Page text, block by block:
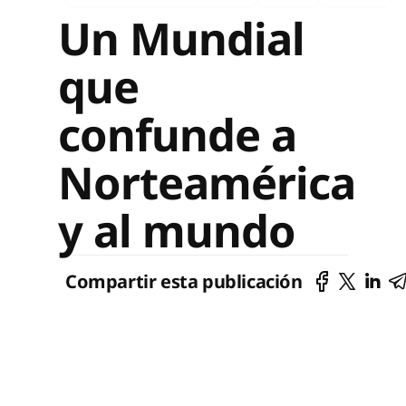
Un Mundial
que
confunde a
Norteamérica
y al mundo
Compartir esta publicación